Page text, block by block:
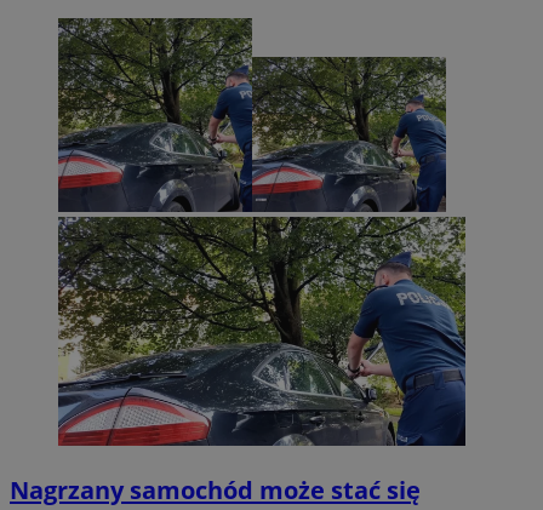
Nagrzany samochód może stać się